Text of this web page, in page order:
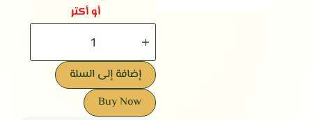
أو أكتر
إضافة إلى السلة
Buy Now